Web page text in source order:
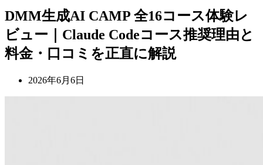
DMM生成AI CAMP 全16コース体験レ
ビュー｜Claude Codeコース推奨理由と
料金・口コミを正直に解説
2026年6月6日